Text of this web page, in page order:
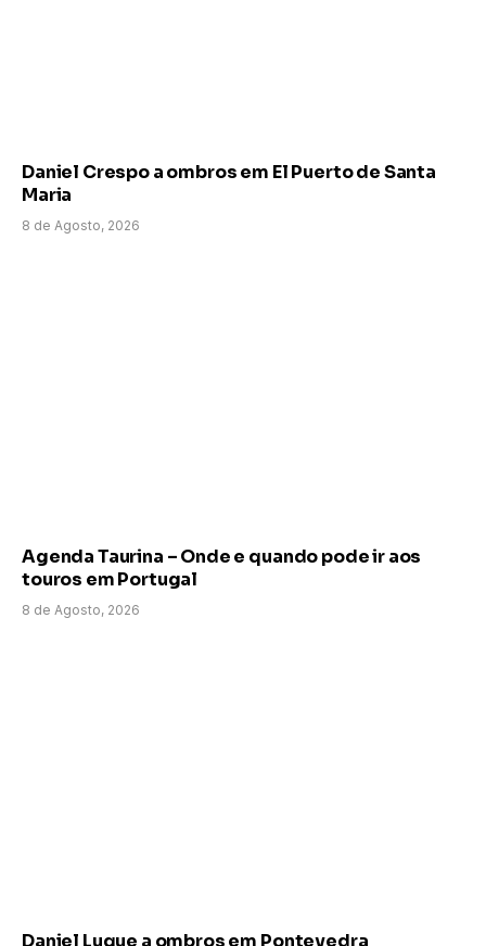
Daniel Crespo a ombros em El Puerto de Santa
Maria
8 de Agosto, 2026
Agenda Taurina – Onde e quando pode ir aos
touros em Portugal
8 de Agosto, 2026
Daniel Luque a ombros em Pontevedra